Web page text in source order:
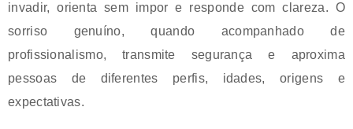
invadir, orienta sem impor e responde com clareza. O
sorriso genuíno, quando acompanhado de
profissionalismo, transmite segurança e aproxima
pessoas de diferentes perfis, idades, origens e
expectativas.